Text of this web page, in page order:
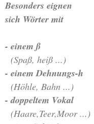
Besonders eignen
sich Wörter mit
- einem ß
(Spaß, heiß ...)
- einem Dehnungs-h
(Höhle, Bahn ...)
- doppeltem Vokal
(Haare,Teer,Moor ...)